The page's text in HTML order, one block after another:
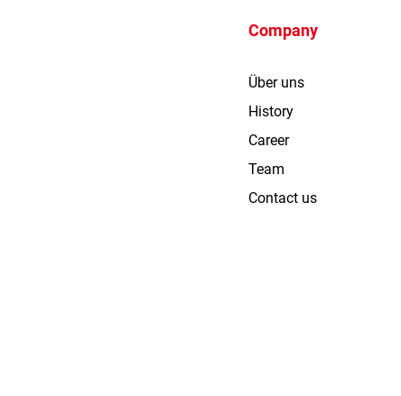
Company
Über uns
History
Career
Team
Contact us